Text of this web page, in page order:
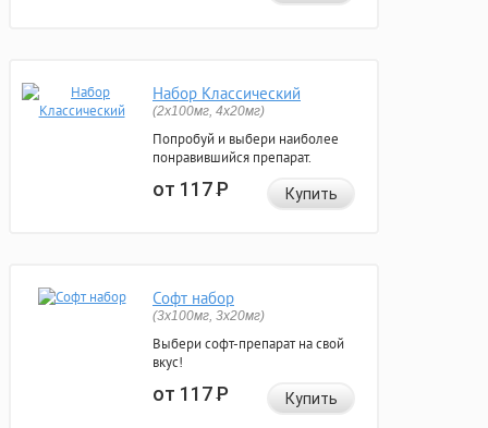
Набор Классический
(2x100мг, 4x20мг)
Попробуй и выбери наиболее
понравившийся препарат.
от 117Р Купить
Софт набор
(3x100мг, 3x20мг)
Выбери софт-препарат на свой
вкус!
от 117Р Купить